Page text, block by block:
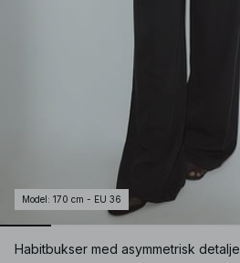
Model : 170 cm - EU 36
Habitbukser med asymmetrisk detalje